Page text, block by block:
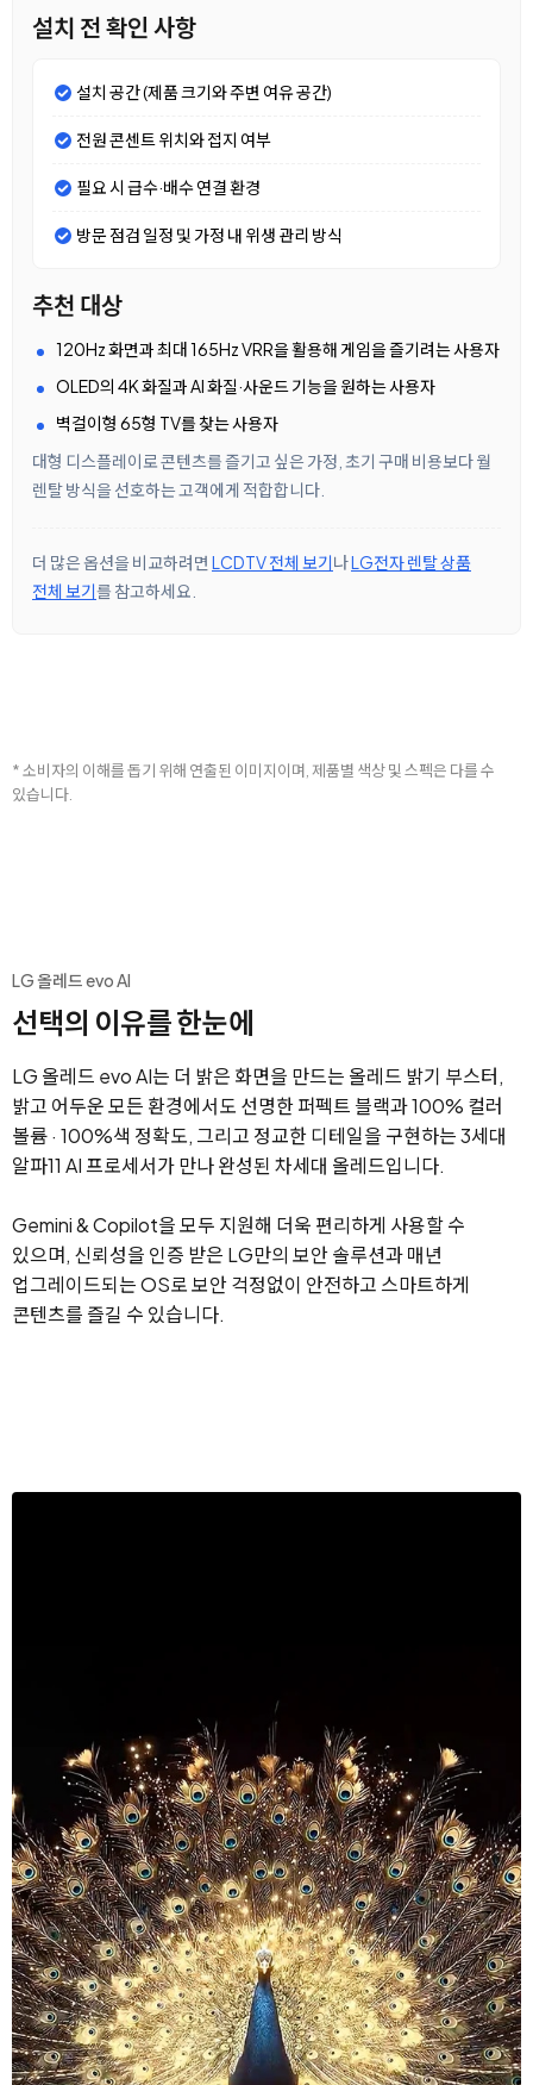
설치 전 확인 사항
설치 공간 (제품 크기와 주변 여유 공간)
전원 콘센트 위치와 접지 여부
필요 시 급수·배수 연결 환경
방문 점검 일정 및 가정 내 위생 관리 방식
추천 대상
120Hz 화면과 최대 165Hz VRR을 활용해 게임을 즐기려는 사용자
OLED의 4K 화질과 AI 화질·사운드 기능을 원하는 사용자
벽걸이형 65형 TV를 찾는 사용자
대형 디스플레이로 콘텐츠를 즐기고 싶은 가정, 초기 구매 비용보다 월
렌탈 방식을 선호하는 고객에게 적합합니다.
더 많은 옵션을 비교하려면 LCDTV 전체 보기나LG전자 렌탈 상품
전체 보기를 참고하세요.
* 소비자의 이해를 돕기 위해 연출된 이미지이며, 제품별 색상 및 스펙은 다를 수
있습니다.
LG 올레드 evo AI
선택의 이유를 한눈에
LG 올레드 evo AI는 더 밝은 화면을 만드는 올레드 밝기 부스터,
밝고 어두운 모든 환경에서도 선명한 퍼펙트 블랙과 100% 컬러
볼륨 · 100%색 정확도, 그리고 정교한 디테일을 구현하는 3세대
알파11 AI 프로세서가 만나 완성된 차세대 올레드입니다.
Gemini & Copilot을 모두 지원해 더욱 편리하게 사용할 수
있으며, 신뢰성을 인증 받은 LG만의 보안 솔루션과 매년
업그레이드되는 OS로 보안 걱정없이 안전하고 스마트하게
콘텐츠를 즐길 수 있습니다.